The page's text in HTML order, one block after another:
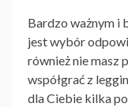
Bardzo ważnym i
jest wybór
również nie masz
współgrać z
dla Ciebie kilka